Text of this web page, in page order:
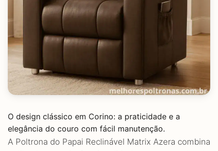
O design clássico em Corino: a praticidade e a
elegância do couro com fácil manutenção.
A Poltrona do Papai Reclinável Matrix Azera combina